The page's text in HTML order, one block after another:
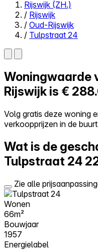
Close menu
Zelf kopen
Alles-in-één
Reviews
Log in
Rijswijk (ZH.)
/ Rijswijk
/ Oud-Rijswijk
/ Tulpstraat 24
Woningwaarde
Rijswijk is €
Volg gratis deze woning
verkoopprijzen in de
Wat is de
Tulpstraat 24
Zie alle
Wonen
66m²
Bouwjaar
1957
Energielabel